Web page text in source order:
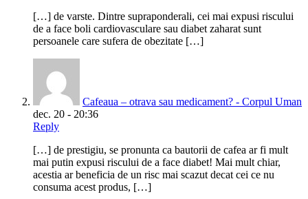
[…] de varste. Dintre supraponderali, cei mai expusi riscului
de a face boli cardiovasculare sau diabet zaharat sunt
persoanele care sufera de obezitate […]
Cafeaua – otrava sau medicament? - Corpul Uman
dec. 20 - 20:36
Reply
[…] de prestigiu, se pronunta ca bautorii de cafea ar fi mult
mai putin expusi riscului de a face diabet! Mai mult chiar,
acestia ar beneficia de un risc mai scazut decat cei ce nu
consuma acest produs, […]